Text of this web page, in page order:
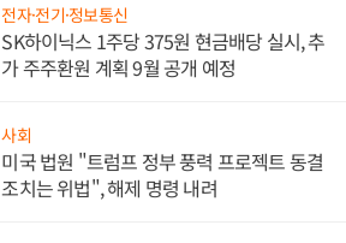
전자·전기·정보통신
SK하이닉스 1주당 375원 현금배당 실시, 추
가 주주환원 계획 9월 공개 예정
사회
미국 법원 "트럼프 정부 풍력 프로젝트 동결
조치는 위법", 해제 명령 내려